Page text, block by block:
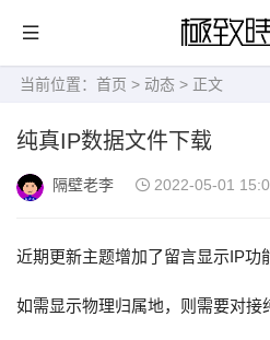
当前位置： 首页 > 动态 > 正文
纯真IP数据文件下载
隔壁老李 2022-05-01
近期更新主题增加了留言显示IP功
如需显示物理归属地，则需要对接